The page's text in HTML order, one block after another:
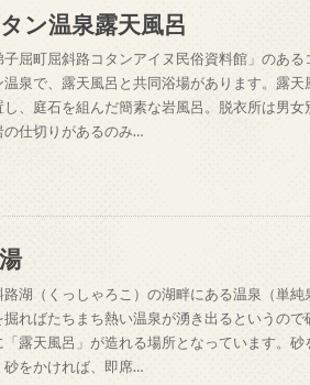
ン温泉露天風呂
子屈町屈斜路コタンアイヌ民俗資料館」のあ
温泉で、露天風呂と共同浴場があります。露
し、庭石を組んだ簡素な岩風呂。脱衣所は男
の仕切りがあるのみ…
路湖（くっしゃろこ）の湖畔にある温泉（単
掘ればたちまち熱い温泉が湧き出るというので
「露天風呂」が造れる場所となっています。
砂をかければ、即席…